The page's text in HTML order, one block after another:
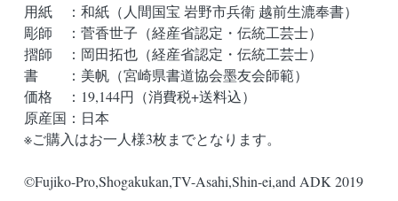
用紙 ：和紙（人間国宝 岩野市兵衛 越前生漉奉書）
彫師 ：菅香世子（経産省認定・伝統工芸士）
摺師 ：岡田拓也（経産省認定・伝統工芸士）
書 ：美帆（宮崎県書道協会墨友会師範）
価格 ：19,144円（消費税+送料込）
原産国：日本
※ご購入はお一人様3枚までとなります。
©Fujiko-Pro,Shogakukan,TV-Asahi,Shin-ei,and ADK 2019